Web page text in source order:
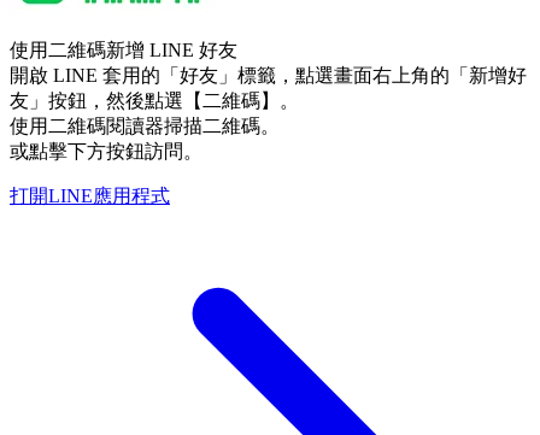
使用二維碼新增 LINE 好友
開啟 LINE 套用的「好友」標籤，點選畫面右上角的「新增好
友」按鈕，然後點選【二維碼】。
使用二維碼閱讀器掃描二維碼。
或點擊下方按鈕訪問。
打開LINE應用程式